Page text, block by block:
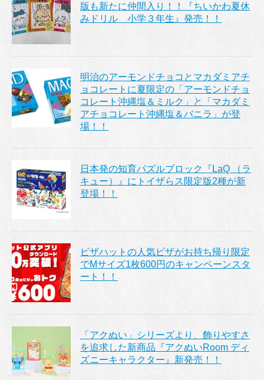
版も新たに仲間入り！！『ちいかわ夏休
みドリル 小学３年生』発売！！
明治のアーモンドチョコとマカダミアチ
ョコレートに夏限定の「アーモンドチョ
コレート沖縄塩＆ミルク」と「マカダミ
アチョコレート沖縄塩＆バニラ」が登
場！！
日本発の知育パズルブロック『LaQ （ラ
キュー）』にトイザらス限定版2種が新
登場！！
ピザハットの人気ピザがお持ち帰り限定
でMサイズ1枚600円のキャンペーンスタ
ート！！
「アクぬい」シリーズより、飾りやすさ
を追求した新商品『アクぬいRoom ディ
ズニーキャラクター』新発売！！